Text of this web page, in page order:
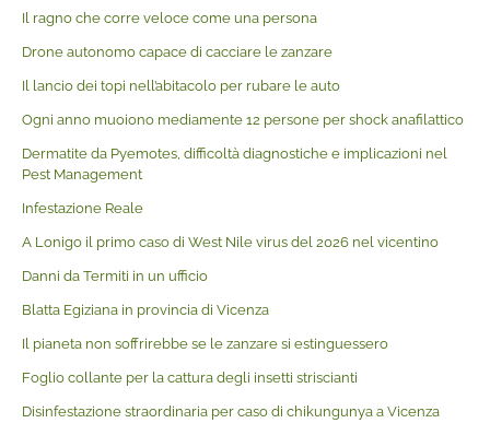
Il ragno che corre veloce come una persona
Drone autonomo capace di cacciare le zanzare
Il lancio dei topi nell’abitacolo per rubare le auto
Ogni anno muoiono mediamente 12 persone per shock anafilattico
Dermatite da Pyemotes, difficoltà diagnostiche e implicazioni nel
Pest Management
Infestazione Reale
A Lonigo il primo caso di West Nile virus del 2026 nel vicentino
Danni da Termiti in un ufficio
Blatta Egiziana in provincia di Vicenza
Il pianeta non soffrirebbe se le zanzare si estinguessero
Foglio collante per la cattura degli insetti striscianti
Disinfestazione straordinaria per caso di chikungunya a Vicenza